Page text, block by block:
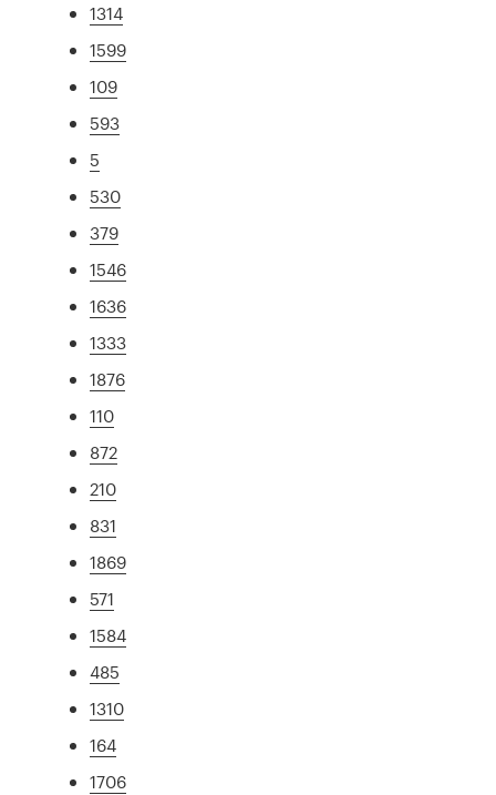
1314
1599
109
593
5
530
379
1546
1636
1333
1876
110
872
210
831
1869
571
1584
485
1310
164
1706